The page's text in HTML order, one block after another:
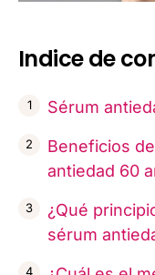
Indice de
Sérum
Beneficios
antiedad 60
¿Qué
sérum